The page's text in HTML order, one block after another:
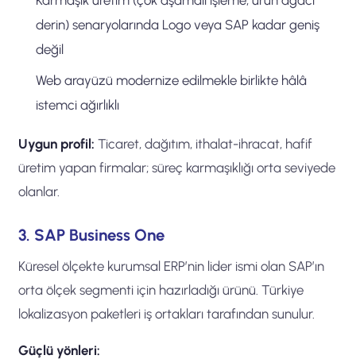
derin) senaryolarında Logo veya SAP kadar geniş
değil
Web arayüzü modernize edilmekle birlikte hâlâ
istemci ağırlıklı
Uygun profil: Ticaret, dağıtım, ithalat-ihracat, hafif
üretim yapan firmalar; süreç karmaşıklığı orta seviyede
olanlar.
3. SAP Business One
Küresel ölçekte kurumsal ERP’nin lider ismi olan SAP’ın
orta ölçek segmenti için hazırladığı ürünü. Türkiye
lokalizasyon paketleri iş ortakları tarafından sunulur.
Güçlü yönleri: